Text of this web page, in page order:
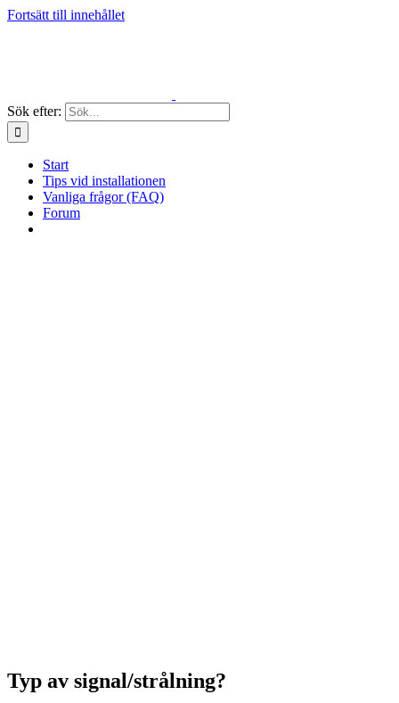
Fortsätt till innehållet
Sök efter:
Start
Tips vid installationen
Vanliga frågor (FAQ)
Forum
Typ av signal/strålning?